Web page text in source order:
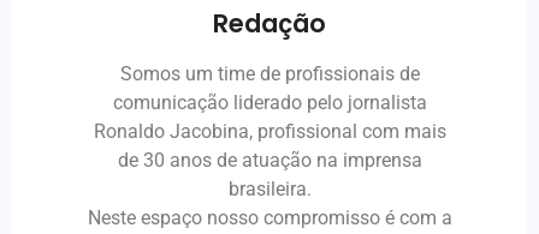
Redação
Somos um time de profissionais de
comunicação liderado pelo jornalista
Ronaldo Jacobina, profissional com mais
de 30 anos de atuação na imprensa
brasileira.
Neste espaço nosso compromisso é com a